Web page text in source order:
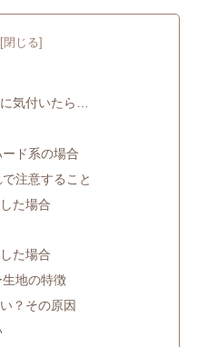
気付いたら…
ド系の場合
注意すること
た場合
た場合
地の特徴
？その原因